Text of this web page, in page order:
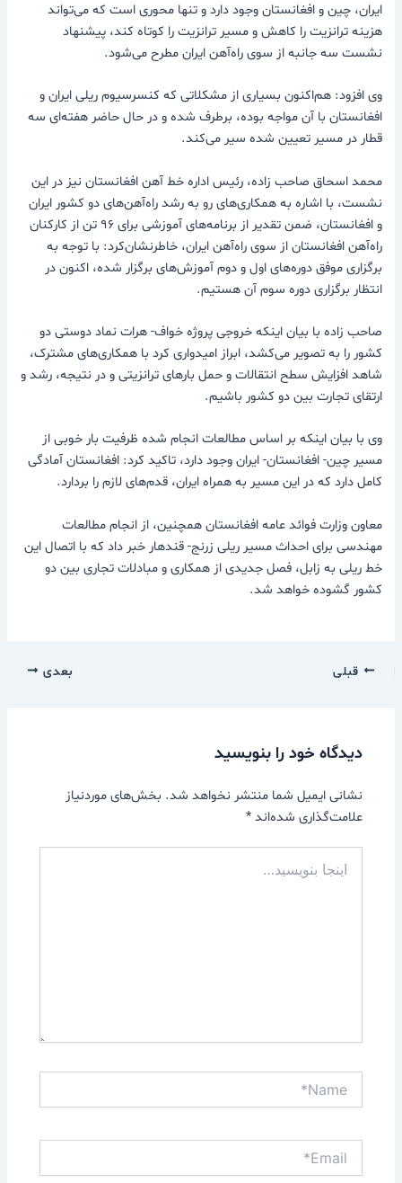
ایران، چین و افغانستان وجود دارد و تنها محوری است که می‌تواند
هزینه ترانزیت را کاهش و مسیر ترانزیت را کوتاه کند، پیشنهاد
نشست سه جانبه از سوی راه‌آهن ایران مطرح می‌شود.
وی افزود: هم‌اکنون بسیاری از مشکلاتی که کنسرسیوم ریلی ایران و
افغانستان با آن مواجه بوده، برطرف شده و در حال حاضر هفته‌ای سه
قطار در مسیر تعیین شده سیر می‌کند.
محمد اسحاق صاحب زاده، رئیس اداره خط آهن افغانستان نیز در این
نشست، با اشاره به همکاری‌های رو به رشد راه‌آهن‌های دو کشور ایران
و افغانستان، ضمن تقدیر از برنامه‌های آموزشی برای ۹۶ تن از کارکنان
راه‌آهن افغانستان از سوی راه‌آهن ایران، خاطرنشان‌کرد: با توجه به
برگزاری موفق دوره‌های اول و دوم آموزش‌های برگزار شده، اکنون در
انتظار برگزاری دوره سوم آن هستیم.
صاحب زاده با بیان اینکه خروجی پروژه خواف- هرات نماد دوستی دو
کشور را به تصویر می‌کشد، ابراز امیدواری کرد با همکاری‌های مشترک،
شاهد افزایش سطح انتقالات و حمل بارهای ترانزیتی و در نتیجه، رشد و
ارتقای تجارت بین دو کشور باشیم.
وی با بیان اینکه بر اساس مطالعات انجام شده ظرفیت بار خوبی از
مسیر چین- افغانستان- ایران وجود دارد، تاکید کرد: افغانستان آمادگی
کامل دارد که در این مسیر به همراه ایران، قدم‌های لازم را بردارد.
معاون وزارت فوائد عامه افغانستان همچنین، از انجام مطالعات
مهندسی برای احداث مسیر ریلی زرنج- قندهار خبر داد که با اتصال این
خط ریلی به زابل، فصل جدیدی از همکاری و مبادلات تجاری بین دو
کشور گشوده خواهد شد.
قبلی بعدی
دیدگاه‌ خود را بنویسید
نشانی ایمیل شما منتشر نخواهد شد. بخش‌های موردنیاز
علامت‌گذاری شده‌اند*
بنویسید…